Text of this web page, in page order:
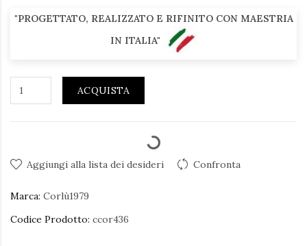
"PROGETTATO, REALIZZATO E RIFINITO CON MAESTRIA
IN ITALIA"
ACQUISTA
Aggiungi alla lista dei desideri Confronta
Marca: Corlù1979
Codice Prodotto: ccor436